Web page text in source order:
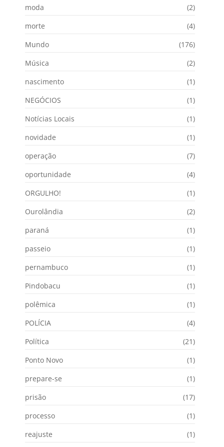
moda
(2)
morte
(4)
Mundo
(176)
Música
(2)
nascimento
(1)
NEGÓCIOS
(1)
Notícias Locais
(1)
novidade
(1)
operação
(7)
oportunidade
(4)
ORGULHO!
(1)
Ourolândia
(2)
paraná
(1)
passeio
(1)
pernambuco
(1)
Pindobacu
(1)
polêmica
(1)
POLÍCIA
(4)
Política
(21)
Ponto Novo
(1)
prepare-se
(1)
prisão
(17)
processo
(1)
reajuste
(1)